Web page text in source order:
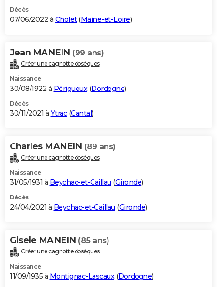
Décès
07/06/2022 à Cholet(Maine-et-Loire)
Jean MANEIN (99 ans)
Créer une cagnotte obsèques
Naissance
30/08/1922 à Périgueux(Dordogne)
Décès
30/11/2021 à Ytrac(Cantal )
Charles MANEIN (89 ans)
Créer une cagnotte obsèques
Naissance
31/05/1931 à Beychac-et-Caillau (Gironde)
Décès
24/04/2021 à Beychac-et-Caillau (Gironde)
Gisele MANEIN (85 ans)
Créer une cagnotte obsèques
Naissance
11/09/1935 à Montignac-Lascaux(Dordogne)